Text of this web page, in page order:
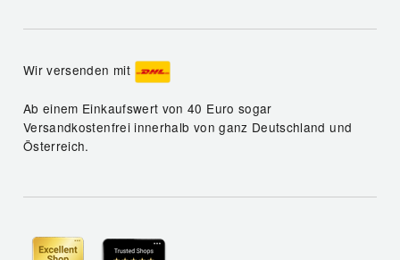
Wir versenden mit
Ab einem Einkaufswert von 40 Euro sogar
Versandkostenfrei innerhalb von ganz Deutschland und
Österreich.